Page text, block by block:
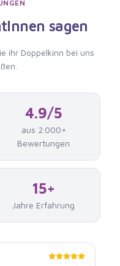
sagen
ihr Doppelkinn bei uns
4.9/5
aus 2.000+
Bewertungen
15+
Jahre Erfahrung